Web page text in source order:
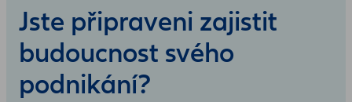
Jste připraveni zajistit
budoucnost svého
podnikání?